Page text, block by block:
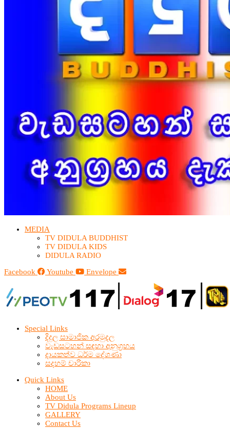
MEDIA
TV DIDULA BUDDHIST​
TV DIDULA KIDS
DIDULA RADIO
Facebook
Youtube Envelope
Special Links
දිදුල සාමාජික අරමුදල
වැඩසටහන් සඳහා අනුග්‍රහය
දායකත්ව ධර්ම දේශණා
සදහම් චාරිකා
Quick Links
HOME
About Us
TV Didula Programs Lineup
GALLERY
Contact Us